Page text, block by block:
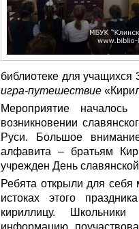
библиотеке для
игра-путешествие
Мероприятие
возникновении
Руси. Большое
алфавита – братьям
учрежден День
Ребята открыли для себя
истоках этого
кириллицу.
информацию,